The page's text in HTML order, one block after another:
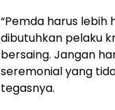
“Pemda harus
dibutuhkan pelaku
bersaing. Jangan
seremonial yang
tegasnya.